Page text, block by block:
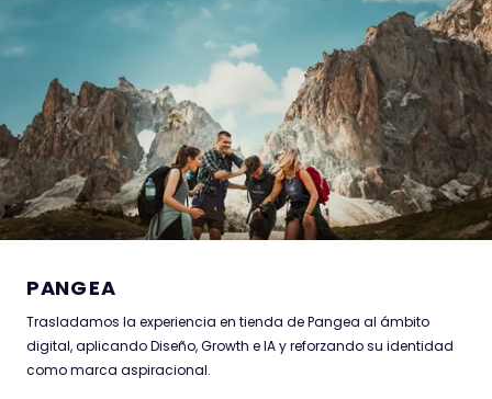
PANGEA
Trasladamos la experiencia en tienda de Pangea al ámbito
digital, aplicando Diseño, Growth e IA y reforzando su identidad
como marca aspiracional.